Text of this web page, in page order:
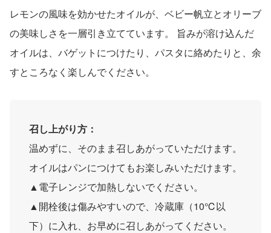
レモンの風味を効かせたオイルが、ベビー帆立とオリーブ
の美味しさを一層引き立てています。 旨みが溶け込んだ
オイルは、バゲットにつけたり、パスタに絡めたりと、余
すところなく楽しんでください。
召し上がり方：
温めずに、そのまま召しあがっていただけます。
オイルはパンにつけてもお楽しみいただけます。
▲電子レンジで加熱しないでください。
▲開栓後は傷みやすいので、冷蔵庫（10℃以
下）に入れ、お早めに召しあがってください。